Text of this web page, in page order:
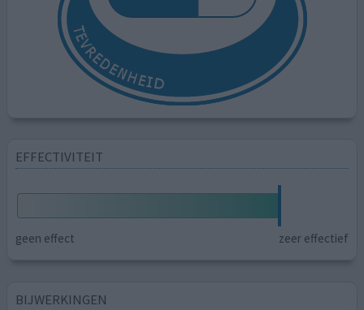
EFFECTIVITEIT
geen effect zeer effectief
BIJWERKINGEN